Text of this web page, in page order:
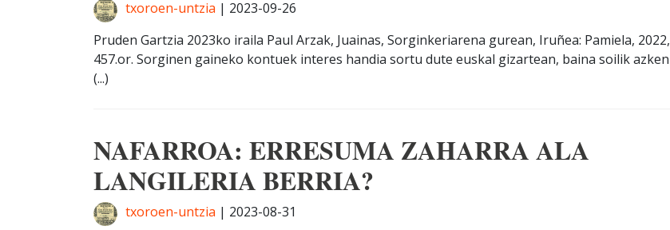
txoroen-untzia | 2023-09-26
Pruden Gartzia 2023ko iraila Paul Arzak, Juainas, Sorginkeriarena gurean, Iruñea: Pamiela, 2022,
457.or. Sorginen gaineko kontuek interes handia sortu dute euskal gizartean, baina soilik azken
(...)
NAFARROA: ERRESUMA ZAHARRA ALA
LANGILERIA BERRIA?
txoroen-untzia | 2023-08-31